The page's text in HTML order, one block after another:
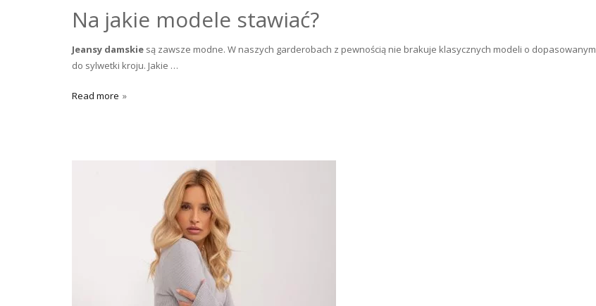
Na jakie modele stawiać?
Jeansy damskie są zawsze modne. W naszych garderobach z pewnością nie brakuje klasycznych modeli o dopasowanym
do sylwetki kroju. Jakie …
Read more